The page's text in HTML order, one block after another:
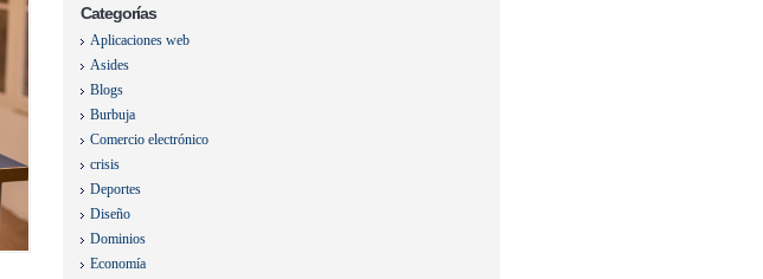
Categorías
Aplicaciones web
Asides
Blogs
Burbuja
Comercio electrónico
crisis
Deportes
Diseño
Dominios
Economía